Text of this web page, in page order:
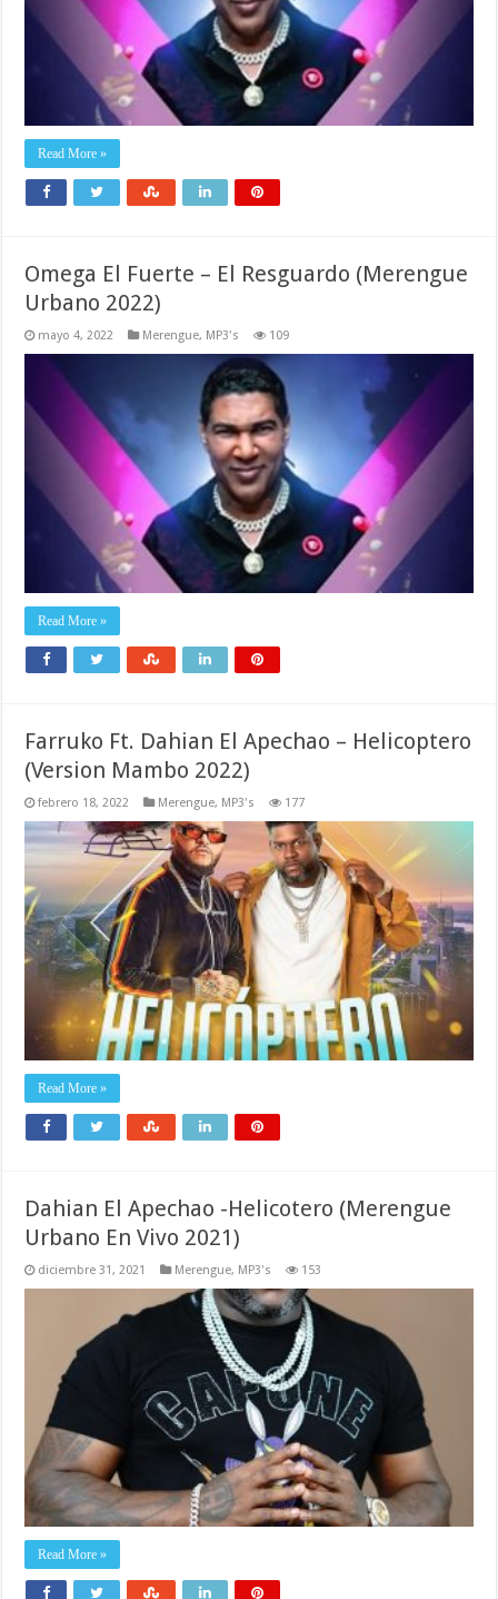
Read More »
Omega El Fuerte – El Resguardo (Merengue
Urbano 2022)
mayo 4, 2022 Merengue, MP3's 109
Read More »
Farruko Ft. Dahian El Apechao – Helicoptero
(Version Mambo 2022)
febrero 18, 2022 Merengue, MP3's 177
Read More »
Dahian El Apechao -Helicotero (Merengue
Urbano En Vivo 2021)
diciembre 31, 2021 Merengue, MP3's 153
Read More »